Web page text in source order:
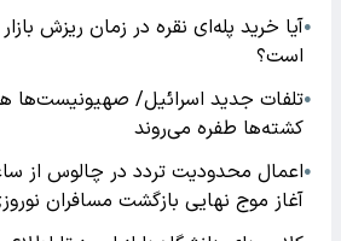
●آیا خرید پله‌ای نقره در زمان ریزش
است؟
●تلفات جدید اسرائیل/ صهیونیست‌ها
کشته‌ها طفره می‌روند
●
آغاز موج نهایی بازگشت مسافران